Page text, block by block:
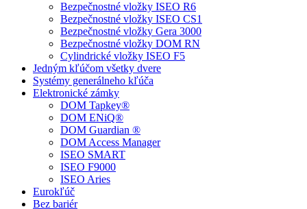
Bezpečnostné vložky ISEO R6
Bezpečnostné vložky ISEO CS1
Bezpečnostné vložky Gera 3000
Bezpečnostné vložky DOM RN
Cylindrické vložky ISEO F5
Jedným kľúčom všetky dvere
Systémy generálneho kľúča
Elektronické zámky
DOM Tapkey®
DOM ENiQ®
DOM Guardian ®
DOM Access Manager
ISEO SMART
ISEO F9000
ISEO Aries
Eurokľúč
Bez bariér